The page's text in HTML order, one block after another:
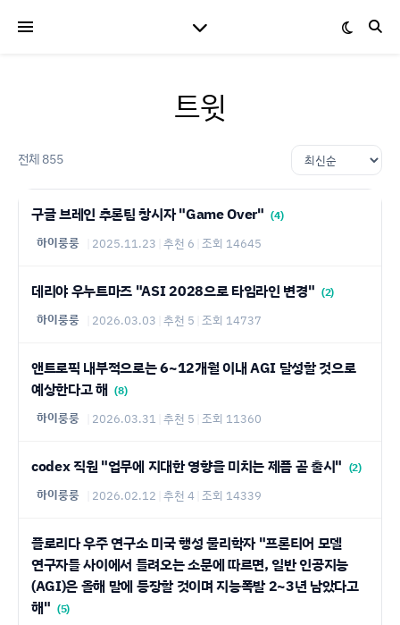
트윗
전체 855
구글 브레인 추론팀 창시자 "Game Over" (4)
하이룽룽 2025.11.23 추천 6 조회 14645
데리야 우누트마즈 "ASI 2028으로 타임라인 변경" (2)
하이룽룽 2026.03.03 추천 5 조회 14737
앤트로픽 내부적으로는 6~12개월 이내 AGI 달성할 것으로
예상한다고 해 (8)
하이룽룽 2026.03.31 추천 5 조회 11360
codex 직원 "업무에 지대한 영향을 미치는 제픔 곧 출시" (2)
하이룽룽 2026.02.12 추천 4 조회 14339
플로리다 우주 연구소 미국 행성 물리학자 "프론티어 모델
연구자들 사이에서 들려오는 소문에 따르면, 일반 인공지능
(AGI)은 올해 말에 등장할 것이며 지능폭발 2~3년 남았다고
해" (5)